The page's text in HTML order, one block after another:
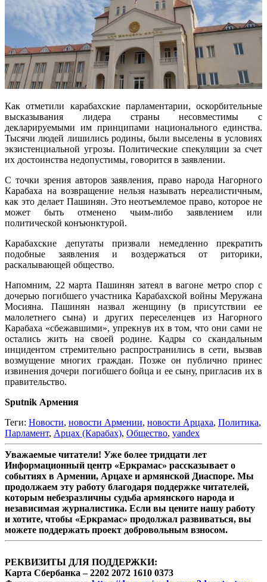
Как отметили карабахские парламентарии, оскорбительные
высказывания лидера страны несовместимы с
декларируемыми им принципами национального единства.
Тысячи людей лишились родины, были выселены в условиях
экзистенциальной угрозы. Политические спекуляции за счет
их достоинства недопустимы, говорится в заявлении.
С точки зрения авторов заявления, право народа Нагорного
Карабаха на возвращение нельзя называть нереалистичным,
как это делает Пашинян. Это неотъемлемое право, которое не
может быть отменено чьим-либо заявлением или
политической конъюнктурой.
Карабахские депутаты призвали немедленно прекратить
подобные заявления и воздержаться от риторики,
раскалывающей общество.
Напомним, 22 марта Пашинян затеял в вагоне метро спор с
дочерью погибшего участника Карабахской войны Меружана
Мосияна. Пашинян назвал женщину (в присутствии ее
малолетнего сына) и других переселенцев из Нагорного
Карабаха «сбежавшими», упрекнув их в том, что они сами не
остались жить на своей родине. Кадры со скандальным
инцидентом стремительно распространились в сети, вызвав
возмущение многих граждан. Позже он публично принес
извинения дочери погибшего бойца и ее сыну, пригласив их в
правительство.
Sputnik Армения
Теги: Новости, новости Армении, новости Арцаха, Политика,
Парламент, Арцах (Карабах), Общество, yandex
Уважаемые читатели! Уже более тридцати лет
Информационный центр «Еркрамас» рассказывает о
событиях в Армении, Арцахе и армянской Диаспоре. Мы
продолжаем эту работу благодаря поддержке читателей,
которым небезразличны судьба армянского народа и
независимая журналистика. Если вы цените нашу работу
и хотите, чтобы «Еркрамас» продолжал развиваться, вы
можете поддержать проект добровольным взносом.
РЕКВИЗИТЫ ДЛЯ ПОДДЕРЖКИ:
Карта Сбербанка – 2202 2072 1610 0373